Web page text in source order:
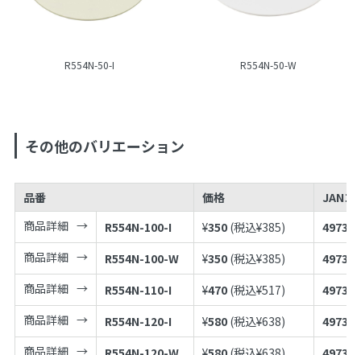
R554N-50-I R554N-50-W
その他のバリエーション
品番 価格
JANコ
商品詳細
R554N-100-I ¥350 (税込¥385)
商品詳細
R554N-100-W ¥350 (税込¥385)
商品詳細
R554N-110-I ¥470 (税込¥517)
商品詳細
R554N-120-I ¥580 (税込¥638)
商品詳細